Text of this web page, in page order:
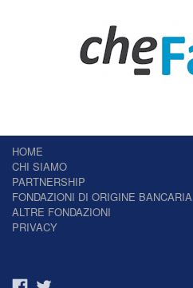
HOME
CHI SIAMO
PARTNERSHIP
FONDAZIONI DI ORIGINE BANCARIA
ALTRE FONDAZIONI
PRIVACY